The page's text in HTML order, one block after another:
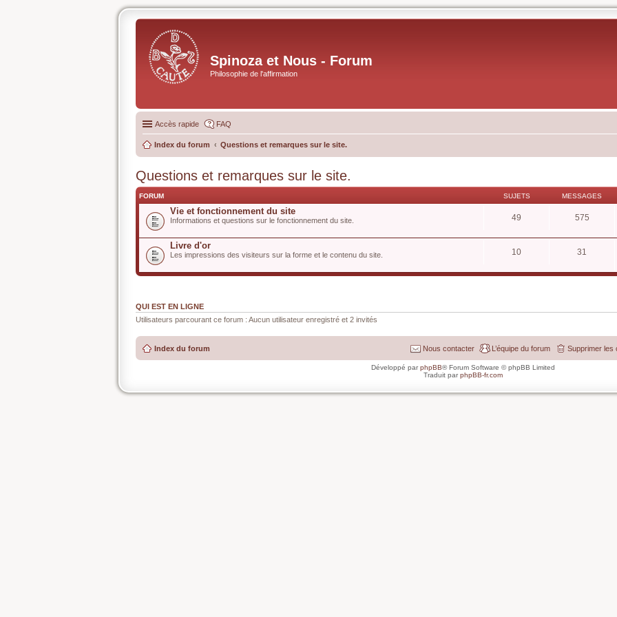
Spinoza et Nous - Forum
Philosophie de l'affirmation
Accès rapide FAQ
Index du forum Questions et remarques sur le site.
Questions et remarques sur le site.
FORUM SUJETS MESSAGES
Vie et fonctionnement du site
Informations et questions sur le fonctionnement du site. 49 575
Livre d'or
Les impressions des visiteurs sur la forme et le contenu du site. 10 31
QUI EST EN LIGNE
Utilisateurs parcourant ce forum : Aucun utilisateur enregistré et 2 invités
Index du forum Supprimer les
L’équipe du forum
Nous contacter
Développé parphpBB® Forum Software © phpBB Limited
Traduit parphpBB-fr.com